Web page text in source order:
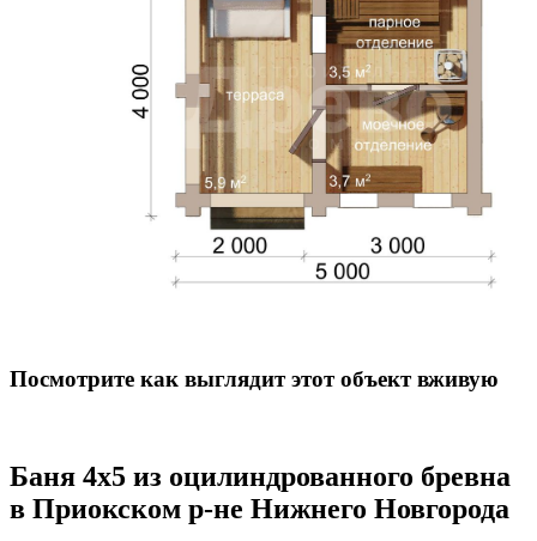
Посмотрите как выглядит этот объект вживую
Баня 4х5 из оцилиндрованного бревна
в Приокском р-не Нижнего Новгорода